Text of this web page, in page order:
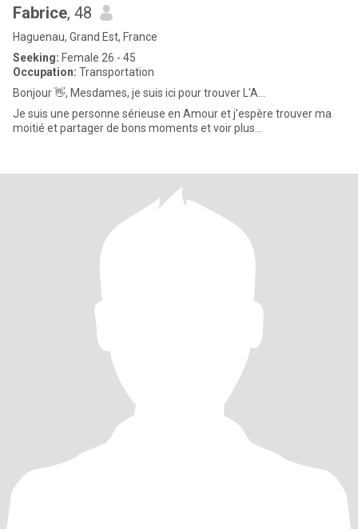
Fabrice, 48
Haguenau, Grand Est, France
Seeking: Female 26 - 45
Occupation: Transportation
Bonjour 👋, Mesdames, je suis ici pour trouver L'A...
Je suis une personne sérieuse en Amour et j'espère trouver ma
moitié et partager de bons moments et voir plus...